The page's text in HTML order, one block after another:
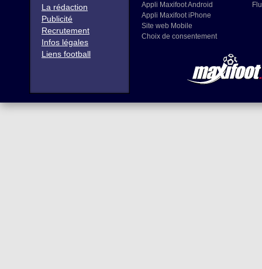
La rédaction
Publicité
Recrutement
Infos légales
Liens football
Appli Maxifoot Android
Appli Maxifoot iPhone
Site web Mobile
Choix de consentement